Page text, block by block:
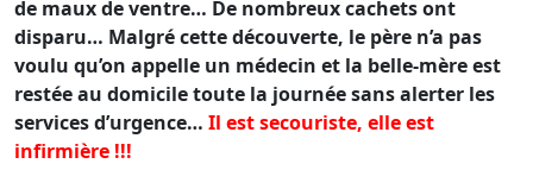
de maux de ventre… De nombreux cachets ont
disparu… Malgré cette découverte, le père n’a pas
voulu qu’on appelle un médecin et la belle-mère est
restée au domicile toute la journée sans alerter les
services d’urgence… Il est secouriste, elle est
infirmière !!!